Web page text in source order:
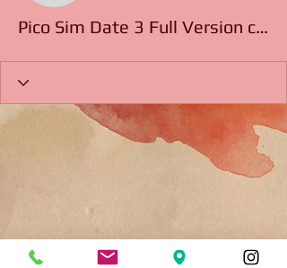
Pico Sim Date 3 Full Version chacai